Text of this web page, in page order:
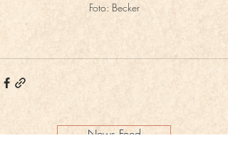
Foto: Becker
News Feed